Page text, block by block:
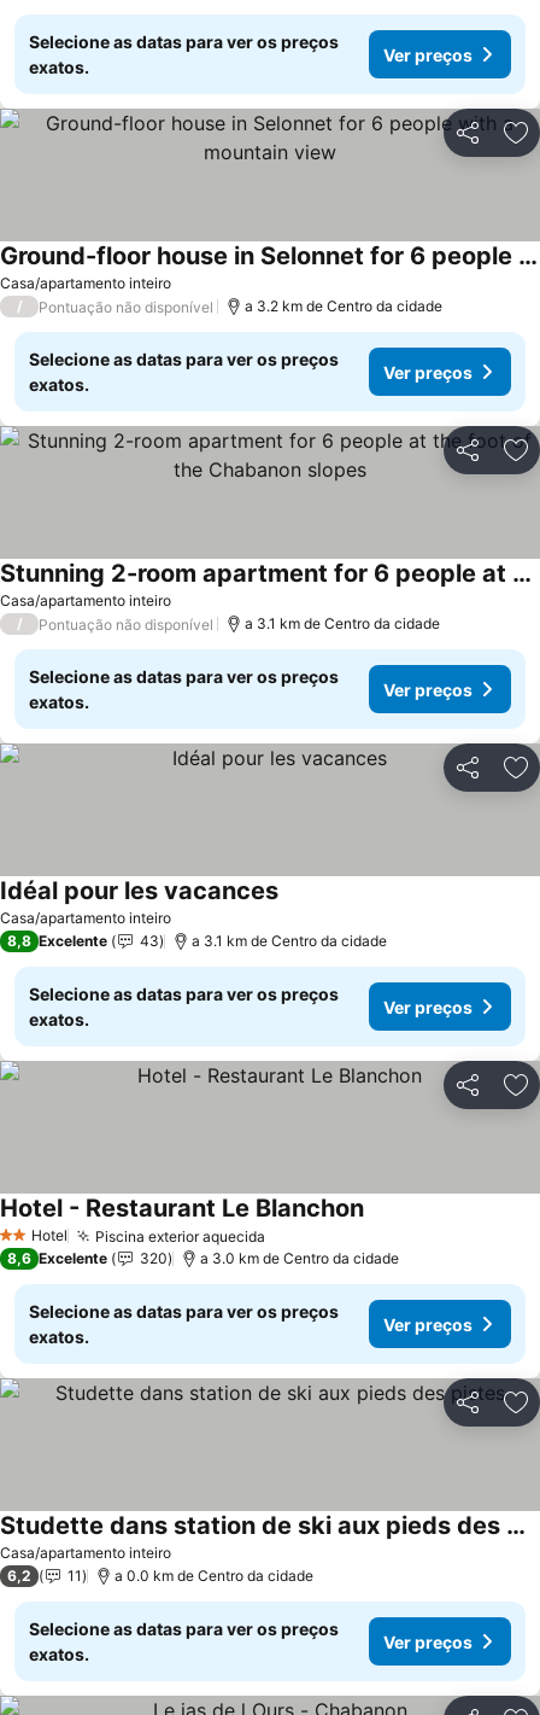
Selecione as datas para ver os preços
exatos.
Ver preços
Partilhar
Casa/apartamento inteiro
Ground-floor house in Selonnet for 6 people with a mountain view
Ver preços
/ Pontuação não disponível a 3.2 km de Centro da cidade
Selecione as datas para ver os preços
exatos.
Ver preços
Partilhar
Casa/apartamento inteiro
Stunning 2-room apartment for 6 people at the foot of the Chabanon slopes
Ver preços
/ Pontuação não disponível a 3.1 km de Centro da cidade
Selecione as datas para ver os preços
exatos.
Ver preços
Partilhar
Casa/apartamento inteiro
Idéal pour les vacancesVer preços
8,8 Excelente 43 a 3.1 km de Centro da cidade
Selecione as datas para ver os preços
exatos.
Ver preços
Partilhar
2 Estrelas
Hotel Piscina exterior aquecida
Hotel - Restaurant Le BlanchonVer preços
8,6 Excelente 320 a 3.0 km de Centro da cidade
Selecione as datas para ver os preços
exatos.
Ver preços
Partilhar
Casa/apartamento inteiro
Studette dans station de ski aux pieds des pistes
Ver preços
6,2 11 a 0.0 km de Centro da cidade
Selecione as datas para ver os preços
exatos.
Ver preços